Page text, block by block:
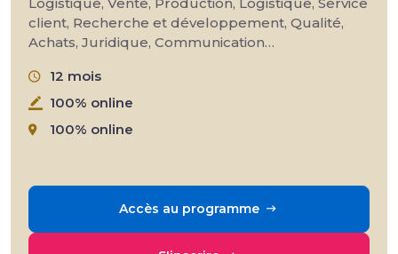
Logistique, Vente, Production, Logistique, Service
client, Recherche et développement, Qualité,
Achats, Juridique, Communication…
12 mois
100% online
100% online
Accès au programme